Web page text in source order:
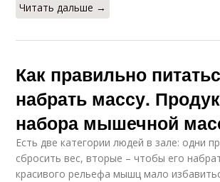
Читать дальше →
Как правильно
набрать массу.
набора мышечной
Есть две категории людей в зале: одни
сбросить вес, вторые – чтобы его
красивого рельефа мышц мало